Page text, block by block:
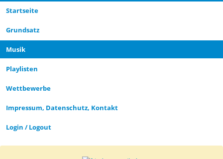
Startseite
Grund­satz­
Musik
Playlisten
Wettbewerbe
Impressum, Datenschutz, Kontakt
Login / Logout